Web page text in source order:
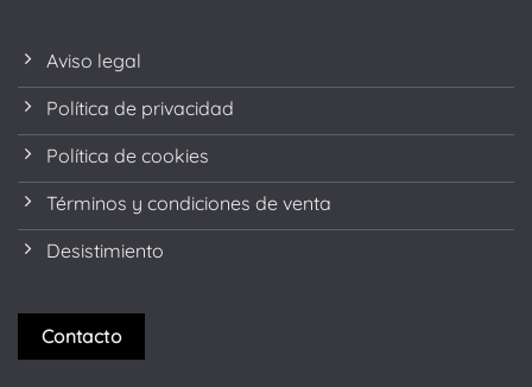
Aviso legal
Política de privacidad
Política de cookies
Términos y condiciones de venta
Desistimiento
Contacto